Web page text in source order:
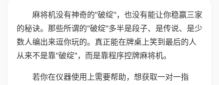
麻将机没有神奇的"破绽"，也没有能让你稳赢三家
的秘诀。那些所谓的"破绽"多半是段子、是传说、是少
数人编出来逗你玩的。真正能在牌桌上笑到最后的人
从来不是靠"破绽"，而是靠程序控牌麻将机。
若你在仪器使用上需要帮助，想获取一对一指